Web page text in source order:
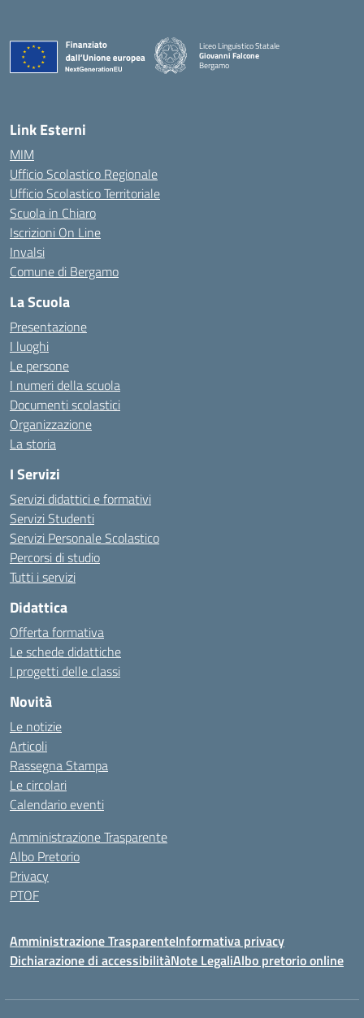
Liceo Linguistico Statale
Giovanni Falcone
Bergamo
— Visita la pagina iniziale della scuola
Link Esterni
MIM
Ufficio Scolastico Regionale
Ufficio Scolastico Territoriale
Scuola in Chiaro
Iscrizioni On Line
Invalsi
Comune di Bergamo
La Scuola
Presentazione
I luoghi
Le persone
I numeri della scuola
Documenti scolastici
Organizzazione
La storia
I Servizi
Servizi didattici e formativi
Servizi Studenti
Servizi Personale Scolastico
Percorsi di studio
Tutti i servizi
Didattica
Offerta formativa
Le schede didattiche
I progetti delle classi
Novità
Le notizie
Articoli
Rassegna Stampa
Le circolari
Calendario eventi
Amministrazione Trasparente
Albo Pretorio
Privacy
PTOF
Amministrazione TrasparenteInformativa privacy
Dichiarazione di accessibilitàNote LegaliAlbo pretorio online